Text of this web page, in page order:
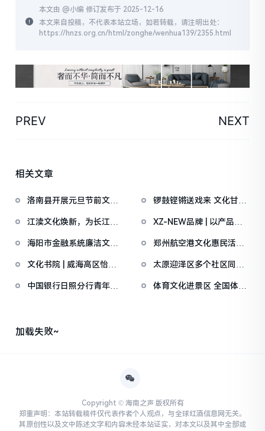
本文由 @小编 修订发布于 2025-12-16
本文来自投稿，不代表本站立场，如若转载，请注明出处：
https://hnzs.org.cn/html/zonghe/wenhua139/2355.html
PREV NEXT
相关文章
洛南县开展元旦节前文化
锣鼓铿锵送戏来 文化甘泉
江渎文化焕新，为长江国
XZ-NEW品牌 | 以产品力
海阳市金融系统廉洁文化
郑州航空港文化惠民活动
文化书院 | 威海高区怡园
太原迎泽区多个社区同步
中国银行日照分行青年文
体育文化进景区 全国体育
加载失败~
Copyright © 海南之声 版权所有
郑重声明：本站转载稿件仅代表作者个人观点，与全球红酒信息网无关。
其原创性以及文中陈述文字和内容未经本站证实，对本文以及其中全部或